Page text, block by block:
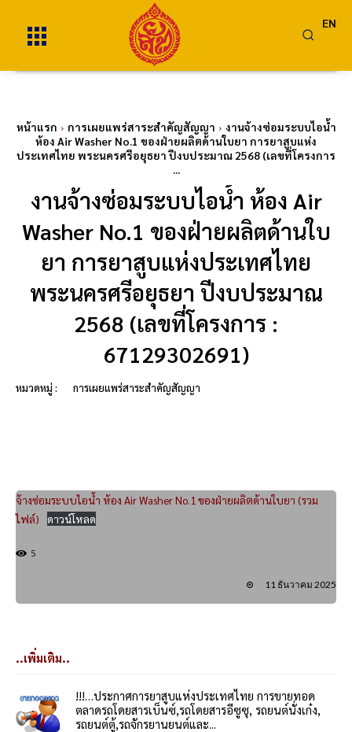
EN
หน้าแรก การเผยแพร่สาระสำคัญสัญญา
งานจ้างซ่อมระบบไอน้ำ
ห้อง Air Washer No.1 ของฝ่ายผลิตด้านใบยา การยาสูบแห่ง
ประเทศไทย พระนครศรีอยุธยา ปีงบประมาณ 2568 (เลขที่โครงการ
...
งานจ้างซ่อมระบบไอน้ำ ห้อง Air
Washer No.1 ของฝ่ายผลิตด้านใบ
ยา การยาสูบแห่งประเทศไทย
พระนครศรีอยุธยา ปีงบประมาณ
2568 (เลขที่โครงการ :
67129302691)
หมวดหมู่ : การเผยแพร่สาระสำคัญสัญญา
จ้างซ่อมระบบไอน้ำ ห้อง Air Washer No.1 ของฝ่ายผลิตด้านใบยา (รวม
ไฟล์)
ดาวน์โหลด
5
11 ธันวาคม 2025
..เพิ่มเติม..
!!!…ประกาศการยาสูบแห่งประเทศไทย การขายทอด
ตลาดรถโดยสารเบ็นซ์,รถโดยสารอีซูซุ, รถยนต์นั่งเก๋ง,
รถยนต์ตู้,รถจักรยานยนต์และ...